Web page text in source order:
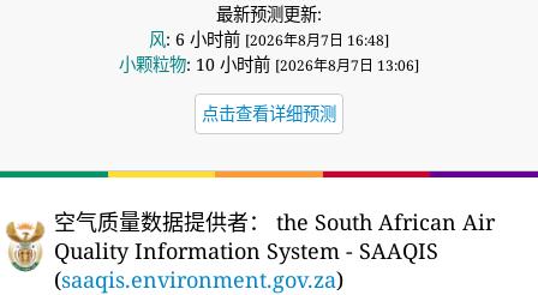
最新预测更新:
风: 6 小时前 [2026年8月7日 16:48]
小颗粒物: 10 小时前 [2026年8月7日 13:06]
点击查看详细预测
空气质量数据提供者：
the South African Air
Quality Information System - SAAQIS
(saaqis.environment.gov.za)